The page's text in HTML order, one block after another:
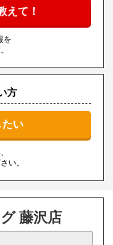
えて！
を
方
い
い。
藤沢店